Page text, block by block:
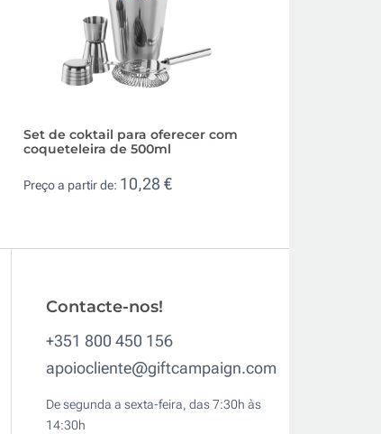
Set de coktail para oferecer com
coqueteleira de 500ml
Preço a partir de: 10,28 €
Contacte-nos!
+351 800 450 156
apoiocliente@giftcampaign.com
De segunda a sexta-feira, das 7:30h às
14:30h